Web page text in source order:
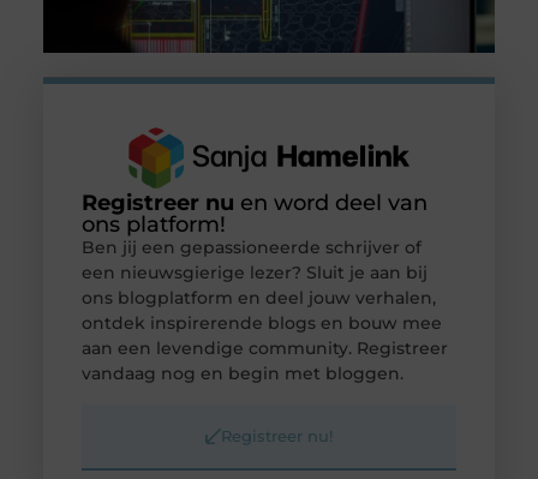
Registreer nu en word deel van
ons platform!
Ben jij een gepassioneerde schrijver of
een nieuwsgierige lezer? Sluit je aan bij
ons blogplatform en deel jouw verhalen,
ontdek inspirerende blogs en bouw mee
aan een levendige community. Registreer
vandaag nog en begin met bloggen.
Registreer nu!